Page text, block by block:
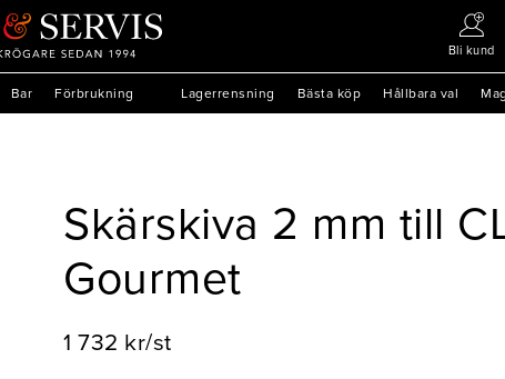
Bli kund
Bar Förbrukning Lagerrensning Bästa köp Hållbara val
Skärskiva 2 mm till
Gourmet
1 732 kr/st